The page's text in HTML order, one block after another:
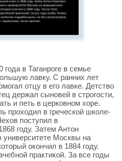
в Таганроге в семье
лавку. С ранних лет
отцу в его лавке. Детство
держал сыновей в строгости,
и петь в церковном хоре.
проходил в греческой школе-
поступил в
году. Затем Антон
университете Москвы на
окончил в 1884 году.
практикой. За все годы